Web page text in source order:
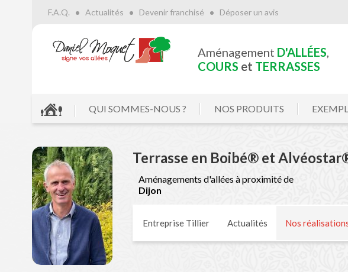
F.A.Q. Actualités Devenir franchisé Déposer un avis
Aménagement D'ALLÉES,
COURS et TERRASSES
QUI SOMMES-NOUS ? NOS PRODUITS
Terrasse en Boibé® et
Aménagements d'allées à proximité de
Dijon
Entreprise Tillier Actualités Nos